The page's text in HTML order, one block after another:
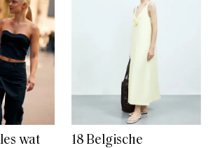
wat
18 Belgische